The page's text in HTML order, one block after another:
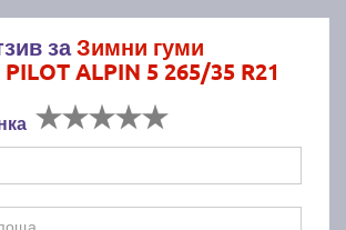
заЗимни гуми
ALPIN 5 265/35 R21